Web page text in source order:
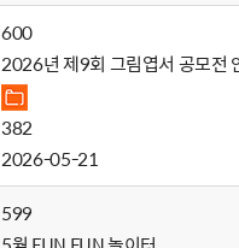
600
2026년 제9회 그림엽서 공모
382
2026-05-21
599